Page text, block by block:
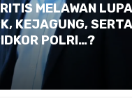
di Tengah Krisis:
Daya Alam dan
Tak Kreatif